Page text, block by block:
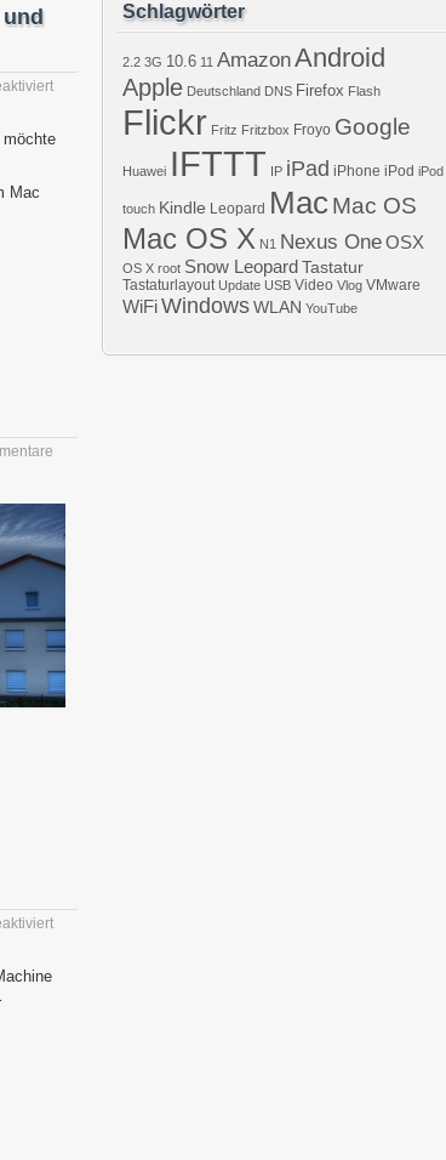
für
Wörterbuchumschaltung
Mac
für
Schlagwörter
2.2 3G 10.6 11 AmazonAndroid
Apple Deutschland DNS Firefox Flash
Flickr Fritz Fritzbox Froyo Google
Huawei IFTTT IP iPad iPhone iPod iPod
touch Kindle Leopard MacMac OS
Mac OS X N1 Nexus OneOSX
OS X root Snow LeopardTastatur
Tastaturlayout Update USB Video Vlog VMware
WiFiWindowsWLAN YouTube